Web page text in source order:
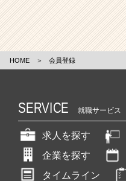
HOME ＞ 会員登録
SERVICE 就職サービス
求人を探す
企業を探す
タイムライン